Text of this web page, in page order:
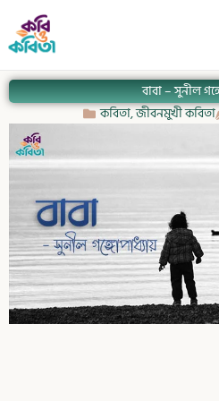
content
বাবা – সুনীল
কবিতা,জীবনমুখী কবিতা